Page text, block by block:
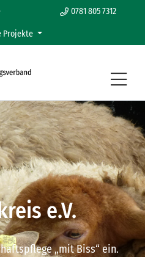
0781 805 7312
Projekte
e.V.
„mit Biss“ ein.